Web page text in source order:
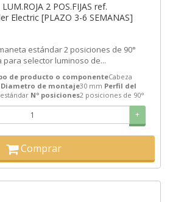
2 POS.FIJAS ref.
Electric [PLAZO 3-6 SEMANAS]
estándar 2 posiciones de 90°
para selector luminoso de...
de producto o componenteCabeza
Diametro de montaje30 mm Perfil del
Nº posiciones2 posiciones de 90°
+
Comprar